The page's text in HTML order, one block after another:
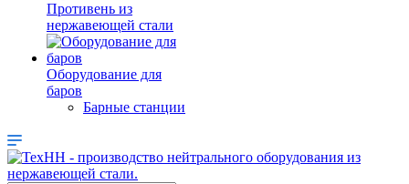
Противень из
нержавеющей стали
Оборудование для
баров
Барные станции